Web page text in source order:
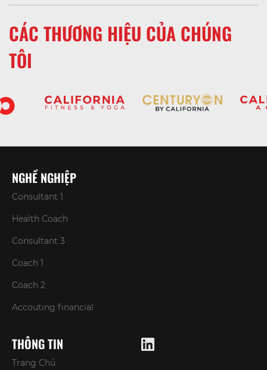
CÁC THƯƠNG HIỆU CỦA CHÚNG
TÔI
NGHỀ NGHIỆP
Consultant 1
Health Coach
Consultant 3
Coach 1
Coach 2
Accouting financial
THÔNG TIN
Trang Chủ